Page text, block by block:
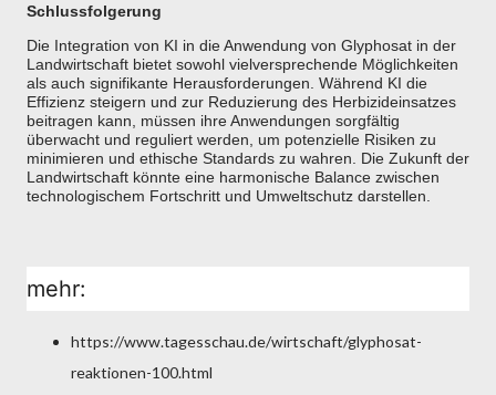
Schlussfolgerung
Die Integration von KI in die Anwendung von Glyphosat in der
Landwirtschaft bietet sowohl vielversprechende Möglichkeiten
als auch signifikante Herausforderungen. Während KI die
Effizienz steigern und zur Reduzierung des Herbizideinsatzes
beitragen kann, müssen ihre Anwendungen sorgfältig
überwacht und reguliert werden, um potenzielle Risiken zu
minimieren und ethische Standards zu wahren. Die Zukunft der
Landwirtschaft könnte eine harmonische Balance zwischen
technologischem Fortschritt und Umweltschutz darstellen.
mehr:
https://www.tagesschau.de/wirtschaft/glyphosat-
reaktionen-100.html